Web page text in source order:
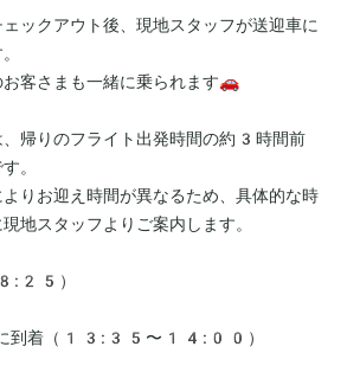
ックアウト後、現地スタッフが送迎車に
客さまも一緒に乗られます🚗
、帰りのフライト出発時間の約3時間前
。
りお迎え時間が異なるため、具体的な時
地スタッフよりご案内します。
）
に到着（13:35〜14:00）